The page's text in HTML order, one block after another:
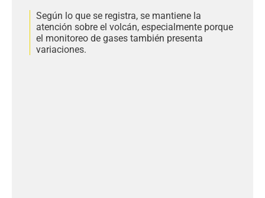
Según lo que se registra, se mantiene la
atención sobre el volcán, especialmente porque
el monitoreo de gases también presenta
variaciones.